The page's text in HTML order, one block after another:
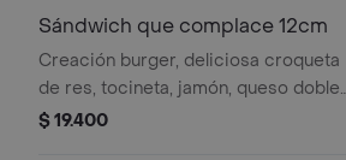
Sándwich que complace 12cm
Creación burger, deliciosa croqueta
de res, tocineta, jamón, queso doble
crema, lechuga, cebolla, tomate, bbq y
$ 19.400